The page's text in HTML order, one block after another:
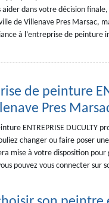
dans votre décision
de Villenave Pres Marsac,
à l’entreprise de peinture
de peinture
Pres
ENTREPRISE DUCULTY
changer ou faire poser
mise à votre disposition
pouvez vous connecter sur